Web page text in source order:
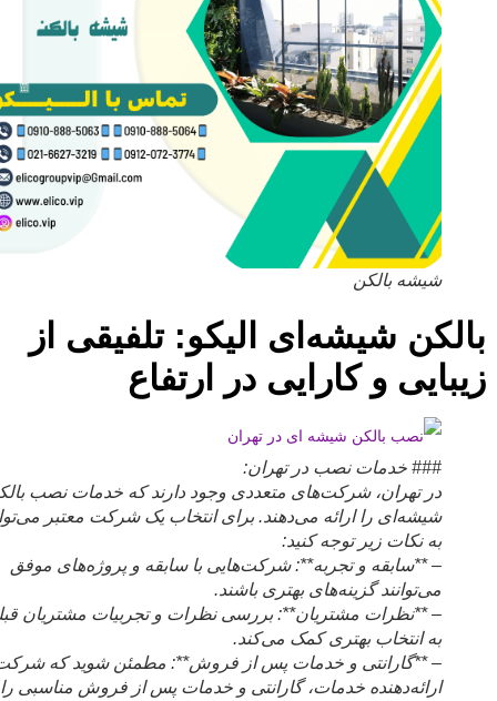
شیشه بالکن
شیشه‌ای الیکو: تلفیقی از
و کارایی در ارتفاع
### خدمات نصب در تهران:
در تهران، شرکت‌های متعددی وجود دارند که خدمات نصب بالکن
شیشه‌ای را ارائه می‌دهند. برای انتخاب یک شرکت معتبر می‌توانید
به نکات زیر توجه کنید:
– **سابقه و تجربه**: شرکت‌هایی با سابقه و پروژه‌های موفق
می‌توانند گزینه‌های بهتری باشند.
– **نظرات مشتریان**: بررسی نظرات و تجربیات مشتریان قبلی،
به انتخاب بهتری کمک می‌کند.
– **گارانتی و خدمات پس از فروش**: مطمئن شوید که شرکت
ارائه‌دهنده خدمات، گارانتی و خدمات پس از فروش مناسبی را